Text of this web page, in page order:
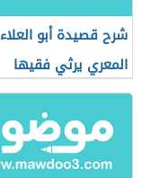
شرح قصيدة أبو العلاء
المعري يرثي فقيها